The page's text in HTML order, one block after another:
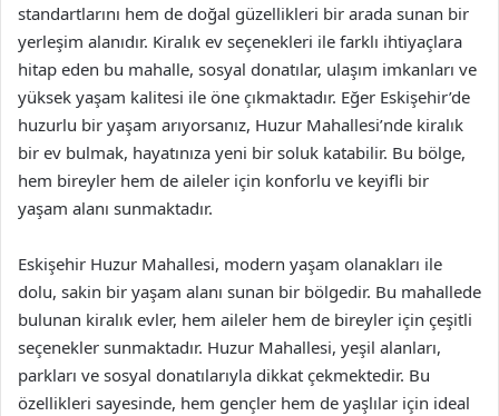
standartlarını hem de doğal güzellikleri bir arada sunan bir
yerleşim alanıdır. Kiralık ev seçenekleri ile farklı ihtiyaçlara
hitap eden bu mahalle, sosyal donatılar, ulaşım imkanları ve
yüksek yaşam kalitesi ile öne çıkmaktadır. Eğer Eskişehir’de
huzurlu bir yaşam arıyorsanız, Huzur Mahallesi’nde kiralık
bir ev bulmak, hayatınıza yeni bir soluk katabilir. Bu bölge,
hem bireyler hem de aileler için konforlu ve keyifli bir
yaşam alanı sunmaktadır.
Eskişehir Huzur Mahallesi, modern yaşam olanakları ile
dolu, sakin bir yaşam alanı sunan bir bölgedir. Bu mahallede
bulunan kiralık evler, hem aileler hem de bireyler için çeşitli
seçenekler sunmaktadır. Huzur Mahallesi, yeşil alanları,
parkları ve sosyal donatılarıyla dikkat çekmektedir. Bu
özellikleri sayesinde, hem gençler hem de yaşlılar için ideal